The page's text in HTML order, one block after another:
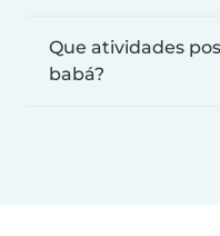
Que atividades
babá?